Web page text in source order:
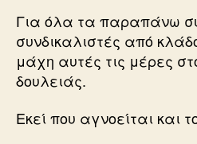
Για όλα τα παραπάνω
συνδικαλιστές από
μάχη αυτές τις μέρες
δουλειάς.
Εκεί που αγνοείται και